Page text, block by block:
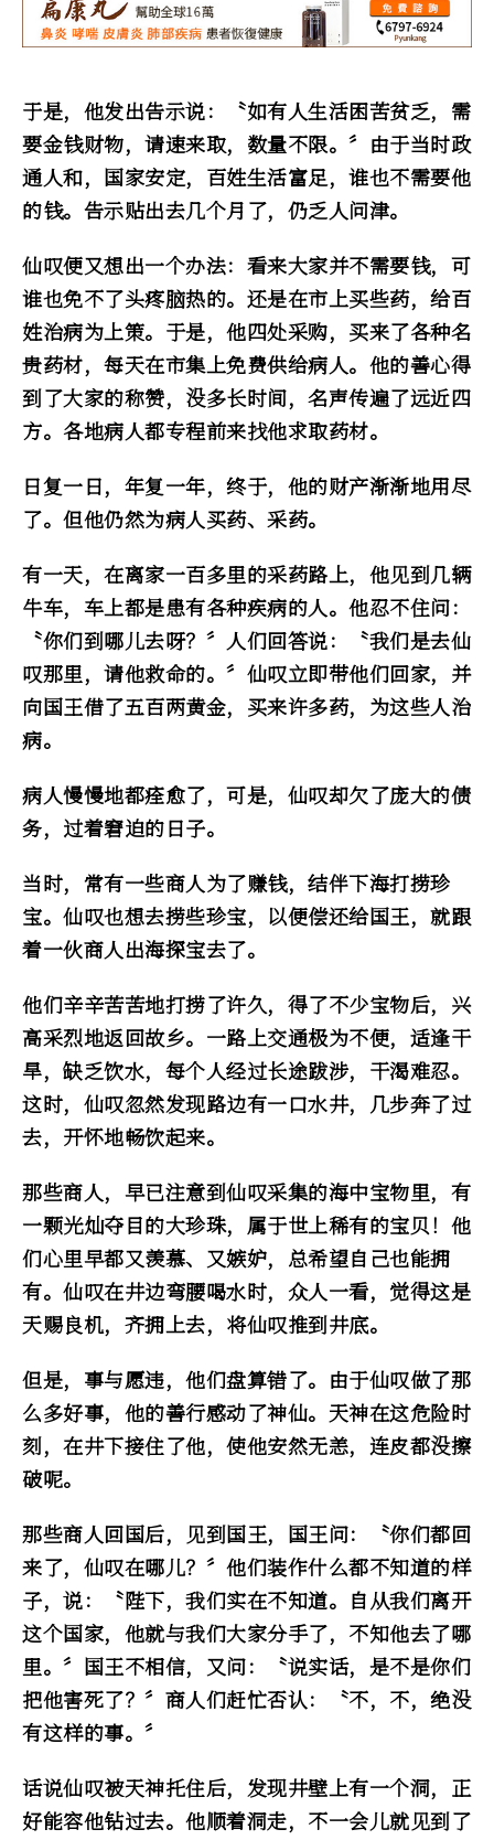
于是，他发出告示说：〝如有人生活困苦贫乏，需
要金钱财物，请速来取，数量不限。〞由于当时政
通人和，国家安定，百姓生活富足，谁也不需要他
的钱。告示贴出去几个月了，仍乏人问津。
仙叹便又想出一个办法：看来大家并不需要钱，可
谁也免不了头疼脑热的。还是在市上买些药，给百
姓治病为上策。于是，他四处采购，买来了各种名
贵药材，每天在市集上免费供给病人。他的善心得
到了大家的称赞，没多长时间，名声传遍了远近四
方。各地病人都专程前来找他求取药材。
日复一日，年复一年，终于，他的财产渐渐地用尽
了。但他仍然为病人买药、采药。
有一天，在离家一百多里的采药路上，他见到几辆
牛车，车上都是患有各种疾病的人。他忍不住问：
〝你们到哪儿去呀？〞人们回答说：〝我们是去仙
叹那里，请他救命的。〞仙叹立即带他们回家，并
向国王借了五百两黄金，买来许多药，为这些人治
病。
病人慢慢地都痊愈了，可是，仙叹却欠了庞大的债
务，过着窘迫的日子。
当时，常有一些商人为了赚钱，结伴下海打捞珍
宝。仙叹也想去捞些珍宝，以便偿还给国王，就跟
着一伙商人出海探宝去了。
他们辛辛苦苦地打捞了许久，得了不少宝物后，兴
高采烈地返回故乡。一路上交通极为不便，适逢干
旱，缺乏饮水，每个人经过长途跋涉，干渴难忍。
这时，仙叹忽然发现路边有一口水井，几步奔了过
去，开怀地畅饮起来。
那些商人，早已注意到仙叹采集的海中宝物里，有
一颗光灿夺目的大珍珠，属于世上稀有的宝贝！他
们心里早都又羡慕、又嫉妒，总希望自己也能拥
有。仙叹在井边弯腰喝水时，众人一看，觉得这是
天赐良机，齐拥上去，将仙叹推到井底。
但是，事与愿违，他们盘算错了。由于仙叹做了那
么多好事，他的善行感动了神仙。天神在这危险时
刻，在井下接住了他，使他安然无恙，连皮都没擦
破呢。
那些商人回国后，见到国王，国王问：〝你们都回
来了，仙叹在哪儿？〞他们装作什么都不知道的样
子，说：〝陛下，我们实在不知道。自从我们离开
这个国家，他就与我们大家分手了，不知他去了哪
里。〞国王不相信，又问：〝说实话，是不是你们
把他害死了？〞商人们赶忙否认：〝不，不，绝没
有这样的事。〞
话说仙叹被天神托住后，发现井壁上有一个洞，正
好能容他钻过去。他顺着洞走，不一会儿就见到了